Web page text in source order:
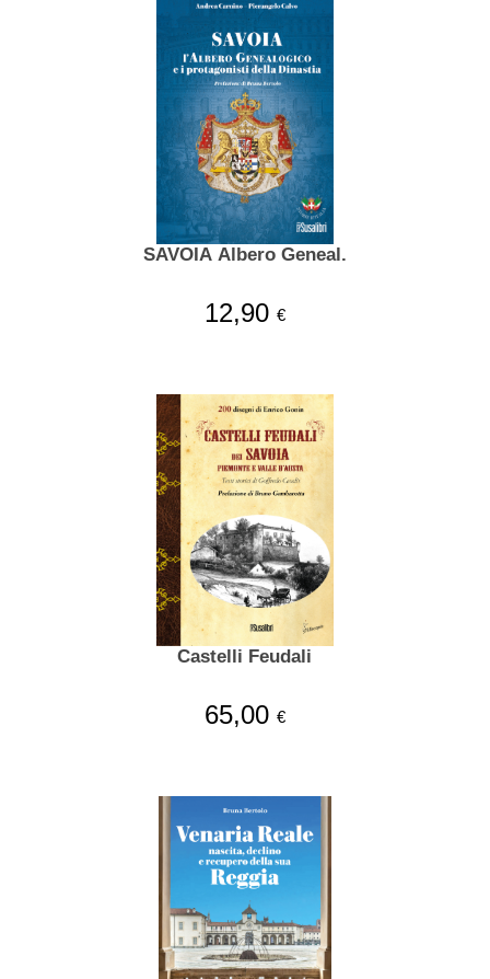
SAVOIA Albero Geneal.
12,90 €
Castelli Feudali
65,00 €